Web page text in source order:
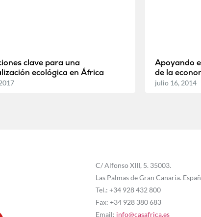
clave para una
ecológica en África
Apoyando
de la
julio 16, 2014
C/ Alfonso XIII, 5. 35003.
Las Palmas de Gran Canaria.
Tel.: +34 928 432 800
Fax: +34 928 380 683
Email: info@casafrica.es